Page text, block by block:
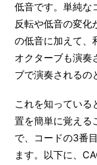
低音です。単純な
反転や低音の変化
の低音に加えて、
オクターブも演奏
ブで演奏されるの
これを知っている
置を簡単に覚える
で、コードの3番
ます。以下に、